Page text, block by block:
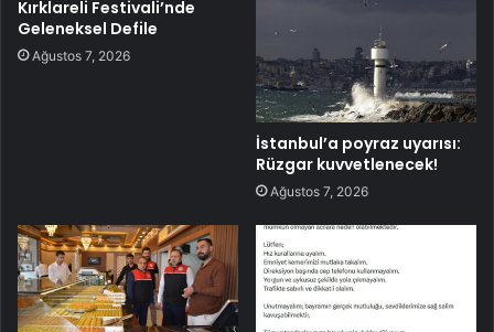
Kırklareli Festivali’nde
Geleneksel Defile
Ağustos 7, 2026
İstanbul’a poyraz uyarısı:
Rüzgar kuvvetlenecek!
Ağustos 7, 2026